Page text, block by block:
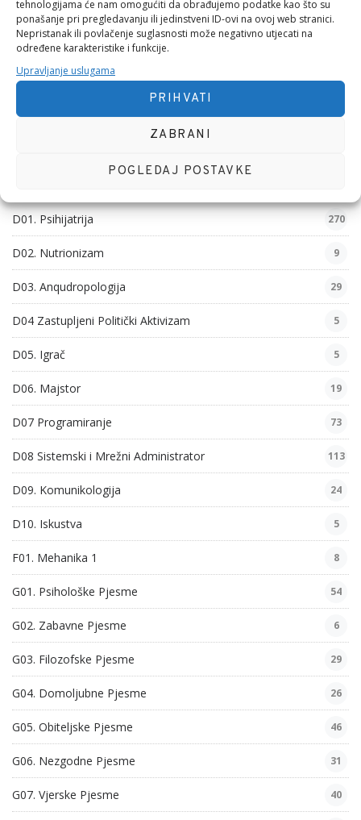
tehnologijama će nam omogućiti da obrađujemo podatke kao što su
ponašanje pri pregledavanju ili jedinstveni ID-ovi na ovoj web stranici.
Nepristanak ili povlačenje suglasnosti može negativno utjecati na
određene karakteristike i funkcije.
Upravljanje uslugama
PRIHVATI
ZABRANI
POGLEDAJ POSTAVKE
MEĐUNARODNI DAN S DIJELOM EVANĐELJA
SVJETSKI DAN
D01. Psihijatrija 270
D02. Nutrionizam 9
D03. Anqudropologija 29
D04 Zastupljeni Politički Aktivizam 5
D05. Igrač 5
D06. Majstor 19
D07 Programiranje 73
D08 Sistemski i Mrežni Administrator 113
D09. Komunikologija 24
D10. Iskustva 5
F01. Mehanika 1 8
G01. Psihološke Pjesme 54
G02. Zabavne Pjesme 6
G03. Filozofske Pjesme 29
G04. Domoljubne Pjesme 26
G05. Obiteljske Pjesme 46
G06. Nezgodne Pjesme 31
G07. Vjerske Pjesme 40